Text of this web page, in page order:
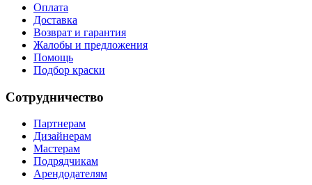
Оплата
Доставка
Возврат и гарантия
Жалобы и предложения
Помощь
Подбор краски
Сотрудничество
Партнерам
Дизайнерам
Мастерам
Подрядчикам
Арендодателям